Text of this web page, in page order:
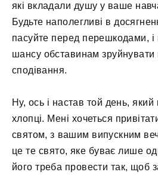
які вкладали душу у ваше
Будьте наполегливі в
пасуйте перед перешкодами,
шансу обставинам зруйнувати
сподівання.
Ну, ось і настав той день, який
хлопці. Мені хочеться
святом, з вашим випускним
це те свято, яке буває лише
його треба провести так, щоб